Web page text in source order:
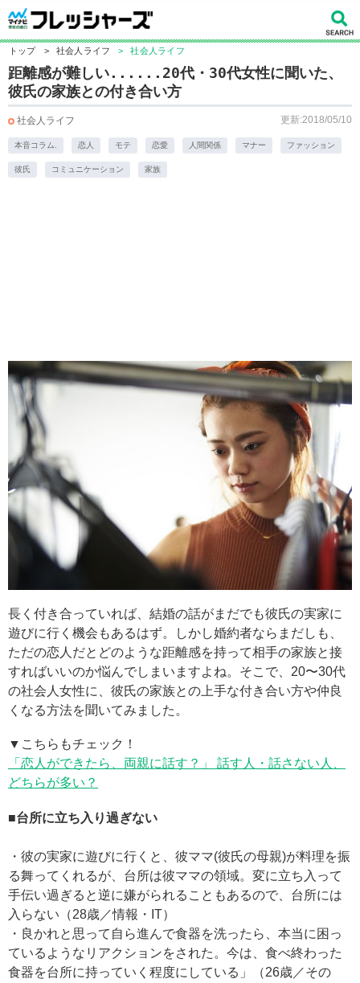
トップ > 社会人ライフ > 社会人ライフ
距離感が難しい......20代・30代女性に聞いた、
彼氏の家族との付き合い方
社会人ライフ 更新:2018/05/10
本音コラム. 恋人 モテ 恋愛 人間関係 マナー ファッション
彼氏 コミュニケーション 家族
長く付き合っていれば、結婚の話がまだでも彼氏の実家に
遊びに行く機会もあるはず。しかし婚約者ならまだしも、
ただの恋人だとどのような距離感を持って相手の家族と接
すればいいのか悩んでしまいますよね。そこで、20〜30代
の社会人女性に、彼氏の家族との上手な付き合い方や仲良
くなる方法を聞いてみました。
▼こちらもチェック！
「恋人ができたら、両親に話す？」 話す人・話さない人、
どちらが多い？
■台所に立ち入り過ぎない
・彼の実家に遊びに行くと、彼ママ(彼氏の母親)が料理を振
る舞ってくれるが、台所は彼ママの領域。変に立ち入って
手伝い過ぎると逆に嫌がられることもあるので、台所には
入らない（28歳／情報・IT）
・良かれと思って自ら進んで食器を洗ったら、本当に困っ
ているようなリアクションをされた。今は、食べ終わった
食器を台所に持っていく程度にしている」（26歳／その